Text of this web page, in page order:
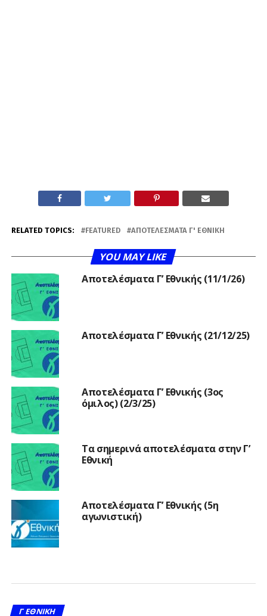
RELATED TOPICS: FEATURED ΑΠΟΤΕΛΈΣΜΑΤΑ Γ' ΕΘΝΙΚΉ
YOU MAY LIKE
Αποτελέσματα Γ’ Εθνικής (11/1/26)
Αποτελέσματα Γ’ Εθνικής (21/12/25)
Αποτελέσματα Γ’ Εθνικής (3ος
όμιλος) (2/3/25)
Τα σημερινά αποτελέσματα στην Γ’
Εθνική
Αποτελέσματα Γ’ Εθνικής (5η
αγωνιστική)
Γ ΕΘΝΙΚΉ